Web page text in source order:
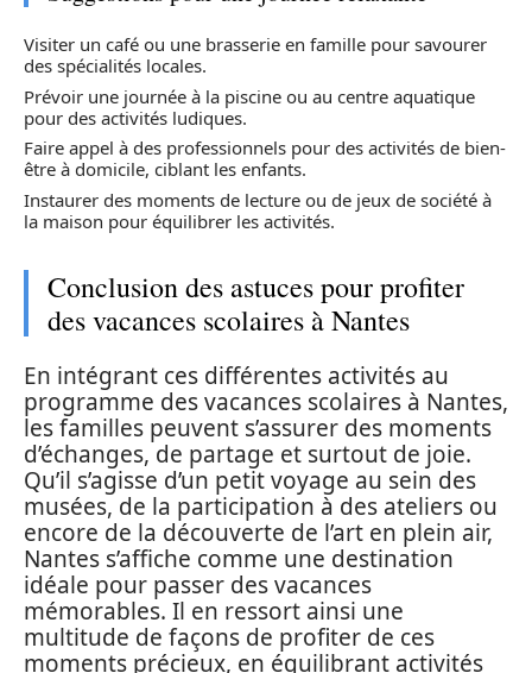
Visiter un café ou une brasserie en famille pour savourer
des spécialités locales.
Prévoir une journée à la piscine ou au centre aquatique
pour des activités ludiques.
Faire appel à des professionnels pour des activités de bien-
être à domicile, ciblant les enfants.
Instaurer des moments de lecture ou de jeux de société à
la maison pour équilibrer les activités.
Conclusion des astuces pour profiter
des vacances scolaires à Nantes
En intégrant ces différentes activités au
programme des vacances scolaires à Nantes,
les familles peuvent s’assurer des moments
d’échanges, de partage et surtout de joie.
Qu’il s’agisse d’un petit voyage au sein des
musées, de la participation à des ateliers ou
encore de la découverte de l’art en plein air,
Nantes s’affiche comme une destination
idéale pour passer des vacances
mémorables. Il en ressort ainsi une
multitude de façons de profiter de ces
moments précieux, en équilibrant activités